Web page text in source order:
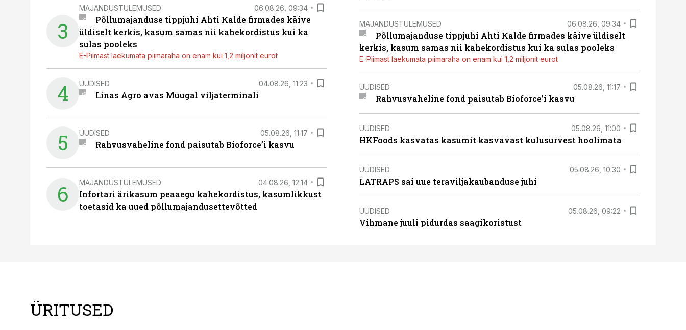
3
MAJANDUSTULEMUSED 06.08.26, 09:34
Põllumajanduse tippjuhi Ahti Kalde firmades käive
üldiselt kerkis, kasum samas nii kahekordistus kui ka
sulas pooleks
E-Piimast laekumata piimaraha on enam kui 1,2 miljonit eurot
4 UUDISED 04.08.26, 11:23
Linas Agro avas Muugal viljaterminali
5 UUDISED 05.08.26, 11:17
Rahvusvaheline fond paisutab Bioforce’i kasvu
6 MAJANDUSTULEMUSED 04.08.26, 12:14
Infortari ärikasum peaaegu kahekordistus, kasumlikkust
toetasid ka uued põllumajandusettevõtted
MAJANDUSTULEMUSED 06.08.26, 09:34
Põllumajanduse tippjuhi Ahti Kalde firmades käive üldiselt
kerkis, kasum samas nii kahekordistus kui ka sulas pooleks
E-Piimast laekumata piimaraha on enam kui 1,2 miljonit eurot
UUDISED 05.08.26, 11:17
Rahvusvaheline fond paisutab Bioforce’i kasvu
UUDISED 05.08.26, 11:00
HKFoods kasvatas kasumit kasvavast kulusurvest hoolimata
UUDISED 05.08.26, 10:30
LATRAPS sai uue teraviljakaubanduse juhi
UUDISED 05.08.26, 09:22
Vihmane juuli pidurdas saagikoristust
ÜRITUSED